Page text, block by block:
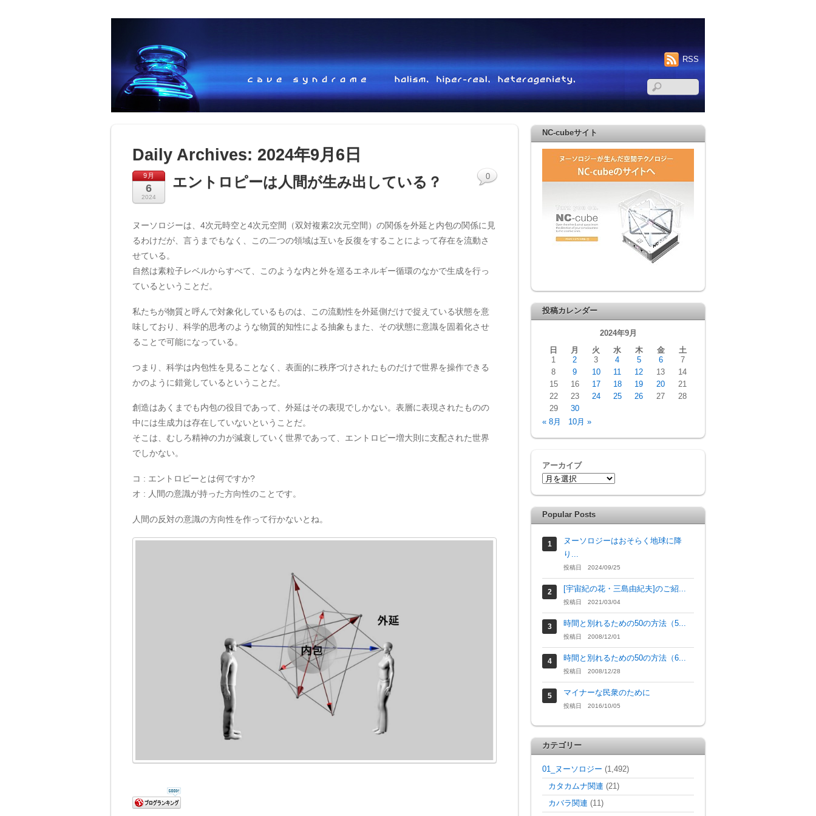
RSS
Daily Archives: 2024年9月6日
9月
6
2024
エントロピーは人間が生み出している？
ヌーソロジーは、4次元時空と4次元空間（双対複素2次元空間）の関係を外延と内包の関係に見
るわけだが、言うまでもなく、この二つの領域は互いを反復をすることによって存在を流動さ
せている。
自然は素粒子レベルからすべて、このような内と外を巡るエネルギー循環のなかで生成を行っ
ているということだ。
私たちが物質と呼んで対象化しているものは、この流動性を外延側だけで捉えている状態を意
味しており、科学的思考のような物質的知性による抽象もまた、その状態に意識を固着化させ
ることで可能になっている。
つまり、科学は内包性を見ることなく、表面的に秩序づけされたものだけで世界を操作できる
かのように錯覚しているということだ。
創造はあくまでも内包の役目であって、外延はその表現でしかない。表層に表現されたものの
中には生成力は存在していないということだ。
そこは、むしろ精神の力が減衰していく世界であって、エントロピー増大則に支配された世界
でしかない。
コ : エントロピーとは何ですか?
オ : 人間の意識が持った方向性のことです。
人間の反対の意識の方向性を作って行かないとね。
0
NC-cubeサイト
投稿カレンダー
2024年9月
日
月 火 水 木 金
土
1
2 3 4 5 6
7
8
9 10 11 12 13
14
15
16 17 18 19 20
21
22
23 24 25 26 27
28
29
30
« 8月
10月 »
アーカイブ
Popular Posts
ヌーソロジーはおそらく地球に降
り...
投稿日 2024/09/25
[宇宙紀の花・三島由紀夫]のご紹...
投稿日 2021/03/04
時間と別れるための50の方法（5...
投稿日 2008/12/01
時間と別れるための50の方法（6...
投稿日 2008/12/28
マイナーな民衆のために
投稿日 2016/10/05
カテゴリー
01_ヌーソロジー (1,492)
カタカムナ関連 (21)
カバラ関連 (11)